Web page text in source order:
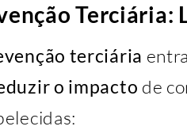
Terciária:
terciária
o impacto de